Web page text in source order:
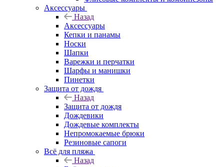
Аксессуары
Назад
Аксессуары
Кепки и панамы
Носки
Шапки
Варежки и перчатки
Шарфы и манишки
Пинетки
Защита от дождя
Назад
Защита от дождя
Дождевики
Дождевые комплекты
Непромокаемые брюки
Резиновые сапоги
Всё для пляжа
Назад